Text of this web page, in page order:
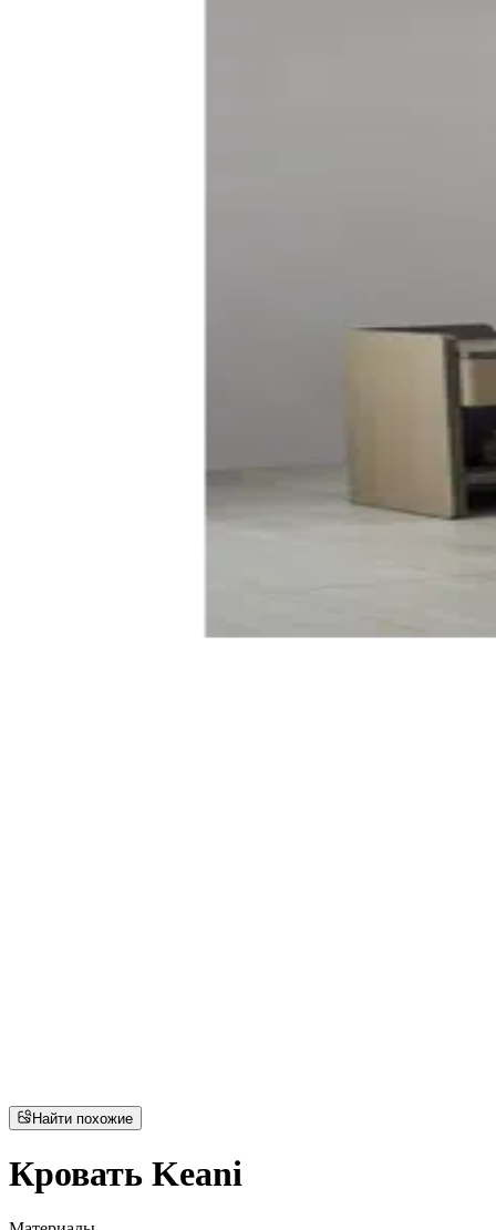
Найти похожие
Кровать Keani